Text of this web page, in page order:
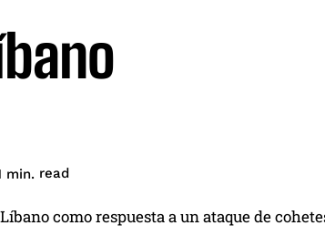
min. read
como respuesta a un ataque de